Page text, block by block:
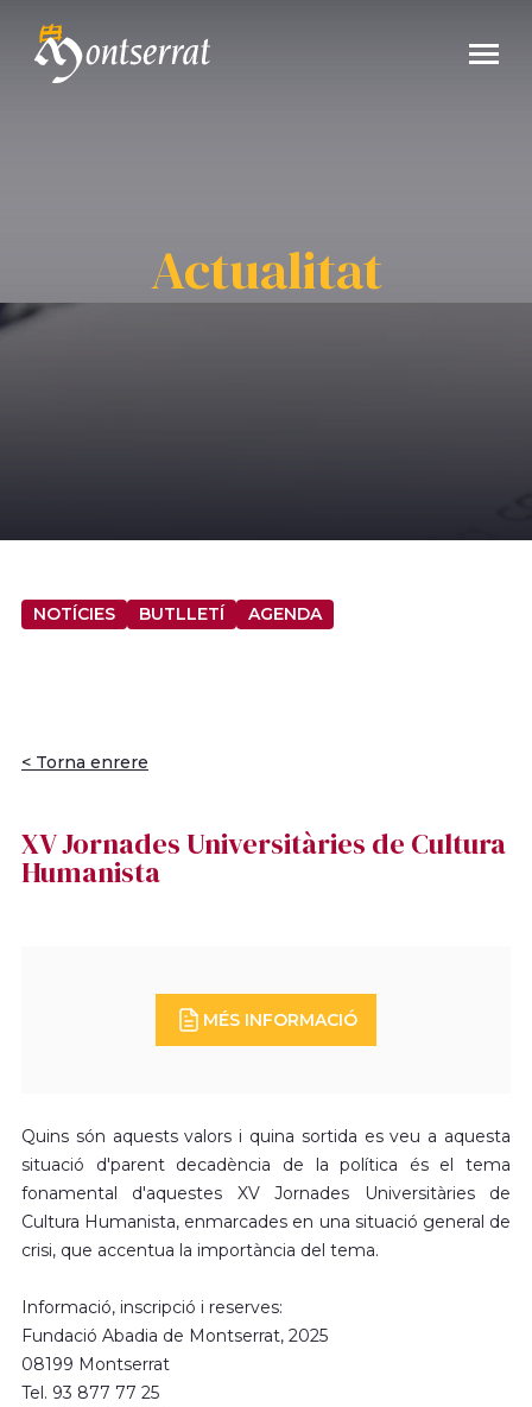
Actualitat
NOTÍCIES BUTLLETÍ AGENDA
< Torna enrere
XV Jornades Universitàries de Cultura
Humanista
MÉS INFORMACIÓ
Quins són aquests valors i quina sortida es veu a aquesta
situació d'parent decadència de la política és el tema
fonamental d'aquestes XV Jornades Universitàries de
Cultura Humanista, enmarcades en una situació general de
crisi, que accentua la importància del tema.
Informació, inscripció i reserves:
Fundació Abadia de Montserrat, 2025
08199 Montserrat
Tel. 93 877 77 25